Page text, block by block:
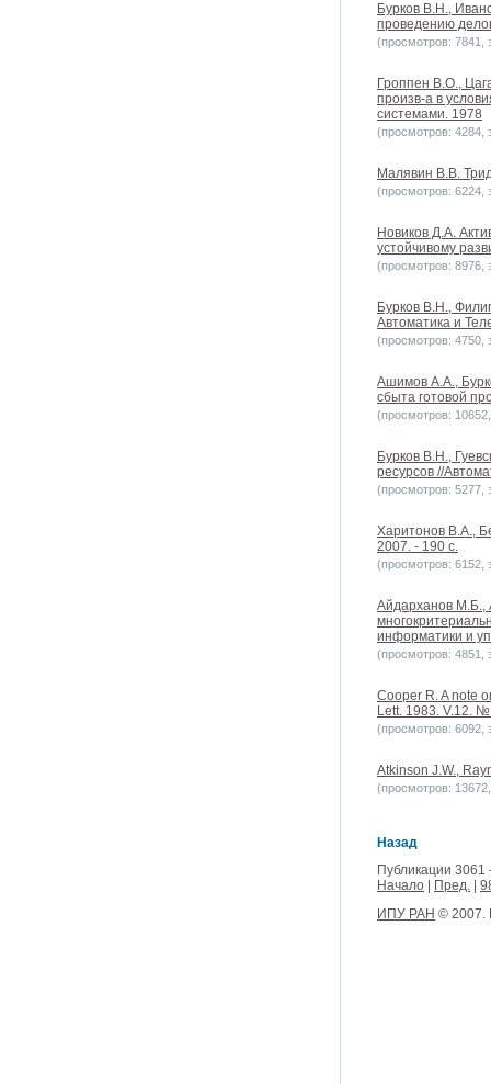
Бурков B.H.,
проведению
(просмотров: 7841,
Гроппен В.О.,
произв-а в
системами. 1978
(просмотров: 4284,
Малявин В.В.
(просмотров: 6224,
Новиков Д.А.
устойчивому
(просмотров: 8976,
Бурков B.H.,
Автоматика и
(просмотров: 4750,
Ашимов А.А.,
сбыта готовой
(просмотров:
Бурков В.Н.,
ресурсов //
(просмотров: 5277,
Харитонов В.А.,
2007. - 190 с.
(просмотров: 6152,
Айдарханов М.Б.,
информатики и
(просмотров: 4851,
Cooper R. A note
Lett. 1983. V.12. №
(просмотров: 6092,
Atkinson J.W.,
(просмотров:
Назад
Публикации 3061
Начало
Пред.
ИПУ РАН © 2007.